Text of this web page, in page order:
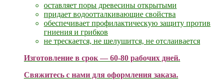
оставляет поры древесины открытыми
придает водоотталкивающие свойства
обеспечивает профилактическую защиту против
гниения и грибков
не трескается, не шелушится, не отслаивается
Изготовление в срок — 60-80 рабочих дней.
Свяжитесь с нами для оформления заказа.